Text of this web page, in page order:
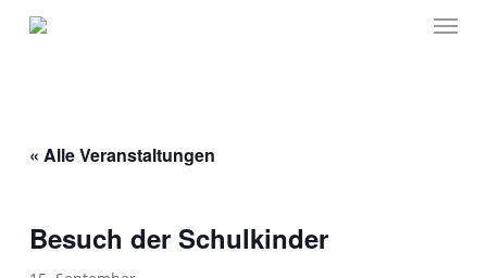
Menu
« Alle Veranstaltungen
Besuch der Schulkinder